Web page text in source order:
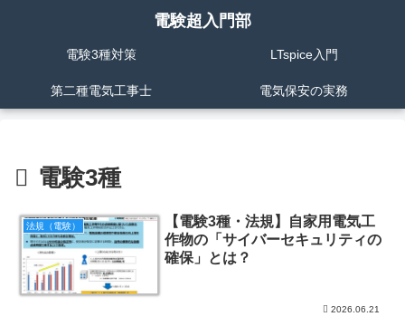
電験超入門部
電験3種対策 LTspice入門
第二種電気工事士 電気保安の実務
電験3種
法規（電験）
【電験3種・法規】自家用電気工
作物の「サイバーセキュリティの
確保」とは？
2026.06.21